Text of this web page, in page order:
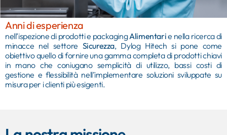
Anni di esperienza
nell’ispezione di prodotti e packagingAlimentarie nella ricerca di
minacce nel settore Sicurezza, Dylog Hitech si pone come
obiettivo quello di fornire una gamma completa di prodotti chiavi
in mano che coniugano semplicità di utilizzo, bassi costi di
gestione e flessibilità nell’implementare soluzioni sviluppate su
misura per i clienti più esigenti.